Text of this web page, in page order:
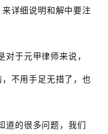
详细说明和解中要注
于元甲律师来说，
不用手足无措了，也
道的很多问题，我们